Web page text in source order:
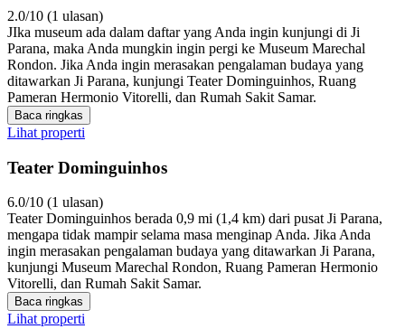
2.0/10 (1 ulasan)
JIka museum ada dalam daftar yang Anda ingin kunjungi di Ji
Parana, maka Anda mungkin ingin pergi ke Museum Marechal
Rondon. Jika Anda ingin merasakan pengalaman budaya yang
ditawarkan Ji Parana, kunjungi Teater Dominguinhos, Ruang
Pameran Hermonio Vitorelli, dan Rumah Sakit Samar.
Baca ringkas
Lihat properti
Teater Dominguinhos
6.0/10 (1 ulasan)
Teater Dominguinhos berada 0,9 mi (1,4 km) dari pusat Ji Parana,
mengapa tidak mampir selama masa menginap Anda. Jika Anda
ingin merasakan pengalaman budaya yang ditawarkan Ji Parana,
kunjungi Museum Marechal Rondon, Ruang Pameran Hermonio
Vitorelli, dan Rumah Sakit Samar.
Baca ringkas
Lihat properti